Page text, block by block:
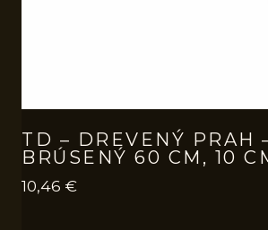
TD – DREVENÝ PRAH
BRÚSENÝ 60 CM, 10
10,46 €